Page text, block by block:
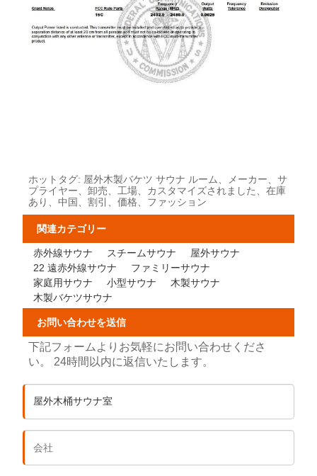
ホットタグ: 屋外木製バケツ サウナ ルーム、メーカー、サ
プライヤー、卸売、工場、カスタマイズされました、在庫
あり、中国、割引、価格、ファッション
関連カテゴリー
赤外線サウナ スチームサウナ
屋外サウナ
22 遠赤外線サウナ
ファミリーサウナ
家庭用サウナ
小型サウナ
木製サウナ
木製バケツサウナ
お問い合わせを送信
下記フォームよりお気軽にお問い合わせくださ
い。 24時間以内に返信いたします。